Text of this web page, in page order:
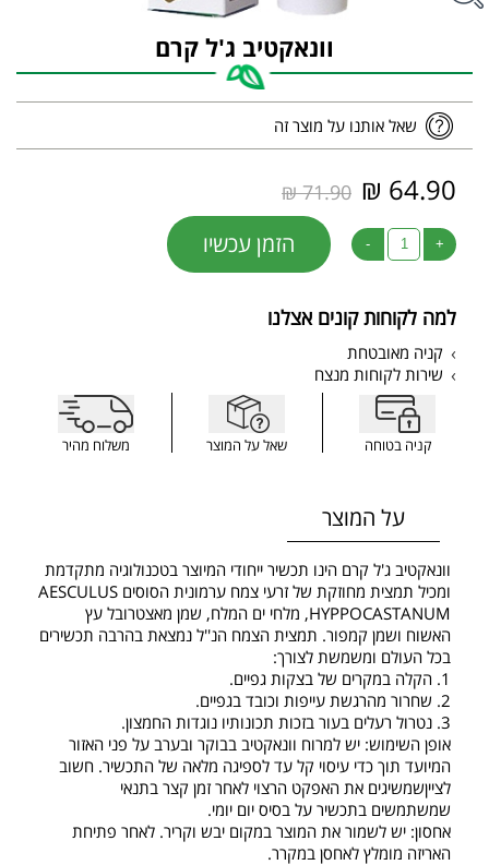
וונאקטיב ג'ל קרם
שאל אותנו על מוצר זה
64.90 ₪
71.90 ₪
+
- הזמן עכשיו
למה לקוחות קונים אצלנו
קניה מאובטחת
שירות לקוחות מנצח
קניה בטוחה שאל על המוצר משלוח מהיר
על המוצר
וונאקטיב ג'ל קרם הינו תכשיר ייחודי המיוצר בטכנולוגיה מתקדמת
ומכיל תמצית מחוזקת של זרעי צמח ערמונית הסוסים AESCULUS
HYPPOCASTANUM, מלחי ים המלח, שמן מאצטרובל עץ
האשוח ושמן קמפור. תמצית הצמח הנ''ל נמצאת בהרבה תכשירים
בכל העולם ומשמשת לצורך:
1. הקלה במקרים של בצקות גפיים.
2. שחרור מהרגשת עייפות וכובד בגפיים.
3. נטרול רעלים בעור בזכות תכונותיו נוגדות החמצון.
אופן השימוש: יש למרוח וונאקטיב בבוקר ובערב על פני האזור
המיועד תוך כדי עיסוי קל עד לספיגה מלאה של התכשיר. חשוב
לצייןשמשיגים את האפקט הרצוי לאחר זמן קצר בתנאי
שמשתמשים בתכשיר על בסיס יום יומי.
אחסון: יש לשמור את המוצר במקום יבש וקריר. לאחר פתיחת
האריזה מומלץ לאחסן במקרר.